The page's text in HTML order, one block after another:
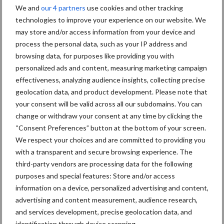
We and our 4 partners use cookies and other tracking
technologies to improve your experience on our website. We
may store and/or access information from your device and
process the personal data, such as your IP address and
browsing data, for purposes like providing you with
personalized ads and content, measuring marketing campaign
effectiveness, analyzing audience insights, collecting precise
geolocation data, and product development. Please note that
your consent will be valid across all our subdomains. You can
change or withdraw your consent at any time by clicking the
“Consent Preferences” button at the bottom of your screen.
We respect your choices and are committed to providing you
with a transparent and secure browsing experience. The
third-party vendors are processing data for the following
purposes and special features: Store and/or access
information on a device, personalized advertising and content,
advertising and content measurement, audience research,
and services development, precise geolocation data, and
ForFarmers ziet volume en
marktaandeel groeien in
krimpende Nederlandse
markt
Tien praktische tips voor
een langere levensduur
“Vraag naar praktische
hygieneoplossingen is in
Polen groter dan ooit”
Themapagina's